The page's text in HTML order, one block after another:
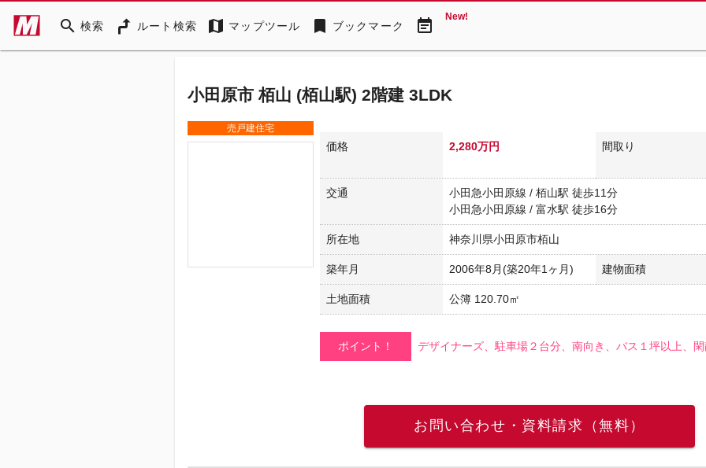
search 検索 ルート検索 map マップツール bookmark ブックマーク event_note New!
小田原市 栢山 (栢山駅) 2階建 3LDK
売戸建住宅
価格 2,280万円 間取り
交通
小田急小田原線 / 栢山駅 徒歩11分
小田急小田原線 / 富水駅 徒歩16分
所在地 神奈川県小田原市栢山
築年月 2006年8月(築20年1ヶ月) 建物面積
土地面積 公簿 120.70㎡
ポイント！ デザイナーズ、駐車場２台分、南向き、バス１坪以上、
お問い合わせ・資料請求（無料）